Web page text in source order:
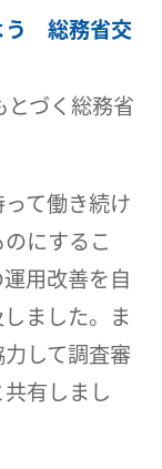
う 総務省交
づく総務省
て働き続け
にするこ
用改善を自
ました。ま
して調査審
有しまし